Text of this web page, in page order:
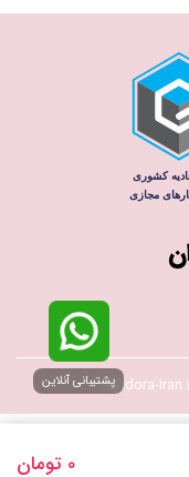
0 تومان
پشتیبانی آنلاین